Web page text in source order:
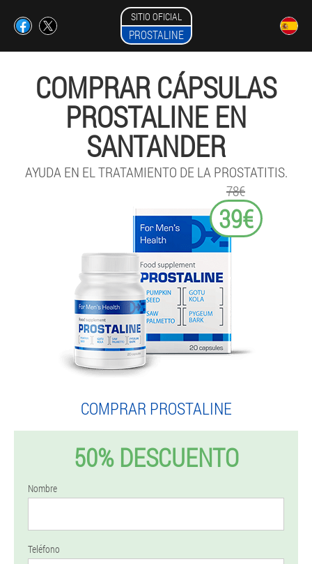
SITIO OFICIAL
PROSTALINE
COMPRAR CÁPSULAS
PROSTALINE EN
SANTANDER
AYUDA EN EL TRATAMIENTO DE LA PROSTATITIS.
78€
39€
COMPRAR PROSTALINE
50% DESCUENTO
Nombre
Teléfono